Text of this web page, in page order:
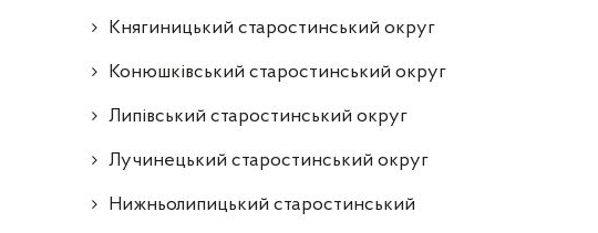
Княгиницький старостинський округ
Конюшківський старостинський округ
Липівський старостинський округ
Лучинецький старостинський округ
Нижньолипицький старостинський